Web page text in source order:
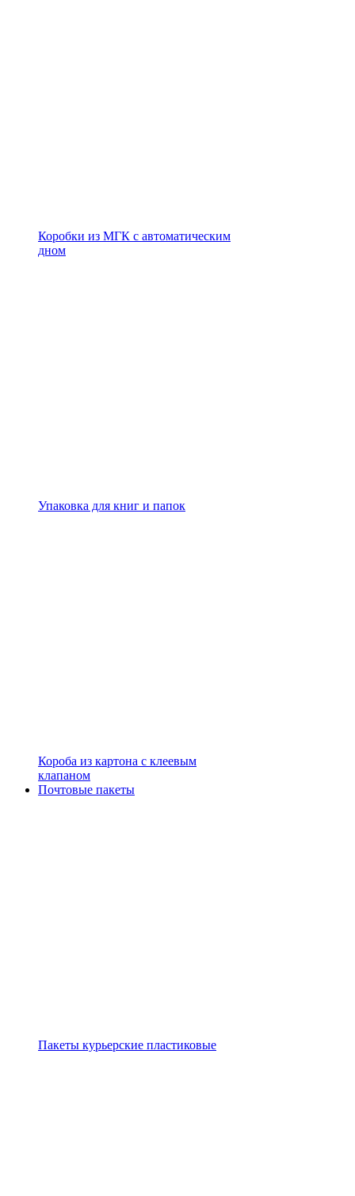
Коробки из МГК с автоматическим
дном
Упаковка для книг и папок
Короба из картона с клеевым
клапаном
Почтовые пакеты
Пакеты курьерские пластиковые